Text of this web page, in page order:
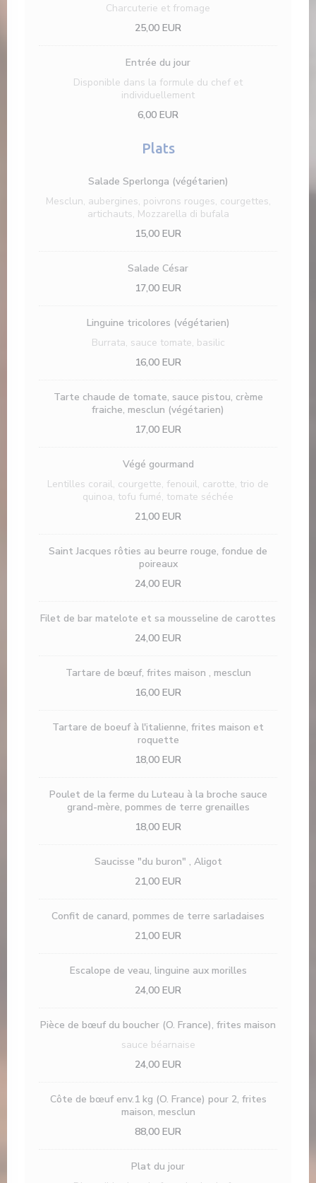
Charcuterie et fromage
25,00 EUR
Entrée du jour
Disponible dans la formule du chef et
individuellement
6,00 EUR
Plats
Salade Sperlonga (végétarien)
Mesclun, aubergines, poivrons rouges, courgettes,
artichauts, Mozzarella di bufala
15,00 EUR
Salade César
17,00 EUR
Linguine tricolores (végétarien)
Burrata, sauce tomate, basilic
16,00 EUR
Tarte chaude de tomate, sauce pistou, crème
fraiche, mesclun (végétarien)
17,00 EUR
Végé gourmand
Lentilles corail, courgette, fenouil, carotte, trio de
quinoa, tofu fumé, tomate séchée
21,00 EUR
Saint Jacques rôties au beurre rouge, fondue de
poireaux
24,00 EUR
Filet de bar matelote et sa mousseline de carottes
24,00 EUR
Tartare de bœuf, frites maison , mesclun
16,00 EUR
Tartare de boeuf à l'italienne, frites maison et
roquette
18,00 EUR
Poulet de la ferme du Luteau à la broche sauce
grand-mère, pommes de terre grenailles
18,00 EUR
Saucisse "du buron" , Aligot
21,00 EUR
Confit de canard, pommes de terre sarladaises
21,00 EUR
Escalope de veau, linguine aux morilles
24,00 EUR
Pièce de bœuf du boucher (O. France), frites maison
sauce béarnaise
24,00 EUR
Côte de bœuf env.1 kg (O. France) pour 2, frites
maison, mesclun
88,00 EUR
Plat du jour